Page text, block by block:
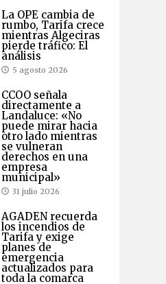
La OPE cambia de
rumbo, Tarifa crece
mientras Algeciras
pierde tráfico: El
análisis
5 agosto 2026
CCOO señala
directamente a
Landaluce: «No
puede mirar hacia
otro lado mientras
se vulneran
derechos en una
empresa
municipal»
31 julio 2026
AGADEN recuerda
los incendios de
Tarifa y exige
planes de
emergencia
actualizados para
toda la comarca